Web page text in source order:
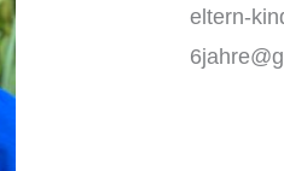
eltern-